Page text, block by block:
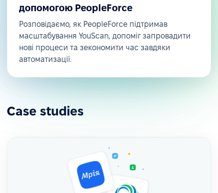
допомогою PeopleForce
Розповідаємо, як PeopleForce підтримав
масштабування YouScan, допоміг запровадити
нові процеси та зекономити час завдяки
автоматизації.
Case studies